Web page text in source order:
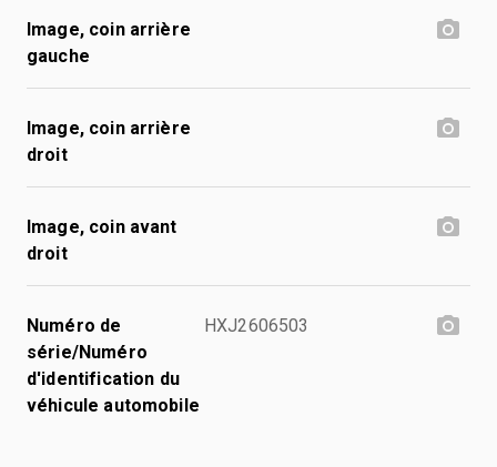
Image, coin arrière
gauche
Image, coin arrière
droit
Image, coin avant
droit
Numéro de
série/Numéro
d'identification du
véhicule automobile
HXJ2606503